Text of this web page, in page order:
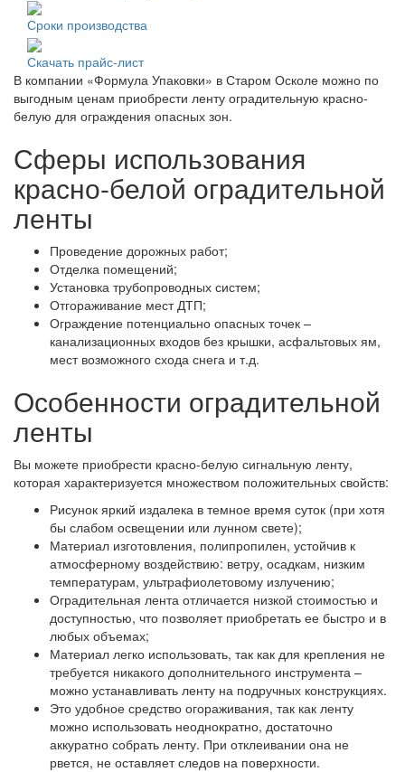
Сроки производства
Скачать прайс-лист
В компании «Формула Упаковки» в Старом Осколе можно по
выгодным ценам приобрести ленту оградительную красно-
белую для ограждения опасных зон.
Сферы использования
красно-белой оградительной
ленты
Проведение дорожных работ;
Отделка помещений;
Установка трубопроводных систем;
Отгораживание мест ДТП;
Ограждение потенциально опасных точек –
канализационных входов без крышки, асфальтовых ям,
мест возможного схода снега и т.д.
Особенности оградительной
ленты
Вы можете приобрести красно-белую сигнальную ленту,
которая характеризуется множеством положительных свойств:
Рисунок яркий издалека в темное время суток (при хотя
бы слабом освещении или лунном свете);
Материал изготовления, полипропилен, устойчив к
атмосферному воздействию: ветру, осадкам, низким
температурам, ультрафиолетовому излучению;
Оградительная лента отличается низкой стоимостью и
доступностью, что позволяет приобретать ее быстро и в
любых объемах;
Материал легко использовать, так как для крепления не
требуется никакого дополнительного инструмента –
можно устанавливать ленту на подручных конструкциях.
Это удобное средство огораживания, так как ленту
можно использовать неоднократно, достаточно
аккуратно собрать ленту. При отклеивании она не
рвется, не оставляет следов на поверхности.